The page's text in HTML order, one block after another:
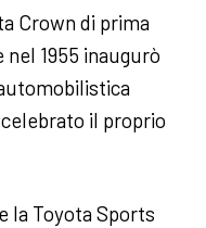
Crown di prima
nel 1955 inaugurò
il proprio
la Toyota Sports